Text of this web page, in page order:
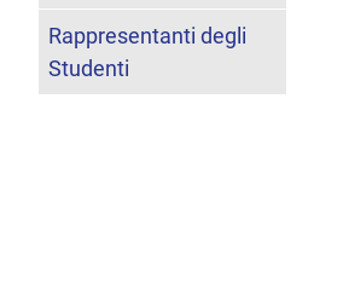
Rappresentanti degli
Studenti